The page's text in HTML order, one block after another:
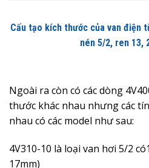
Cấu tạo kích thước của van điện
nén 5/2, ren 13,
Ngoài ra còn có các dòng
thước khác nhau nhưng các
nhau có các model như sau:
4V310-10 là loại van hơi 5/2
17mm)